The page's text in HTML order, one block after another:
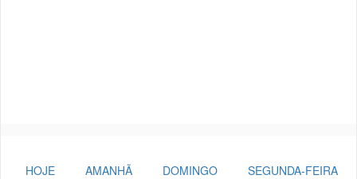
HOJE AMANHÃ DOMINGO SEGUNDA-FEIRA